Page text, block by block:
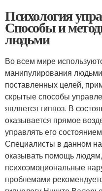
Психология
Способы и
людьми
Во всем мире
манипулирования
поставленных целей,
скрытые способы
является гипноз. В
оказывается прямое
управлять его
Специалисты в данном
оказывать помощь
психоэмоциональные
проблемами